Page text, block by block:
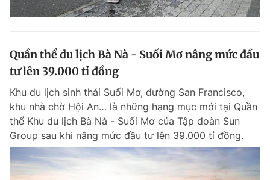
Quần thể du lịch Bà Nà - Suối Mơ nâng mức đầu
tư lên 39.000 tỉ đồng
Khu du lịch sinh thái Suối Mơ, đường San Francisco,
khu nhà chờ Hội An… là những hạng mục mới tại Quần
thể Khu du lịch Bà Nà - Suối Mơ của Tập đoàn Sun
Group sau khi nâng mức đầu tư lên 39.000 tỉ đồng.